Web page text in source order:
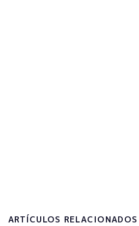
ARTÍCULOS RELACIONADOS